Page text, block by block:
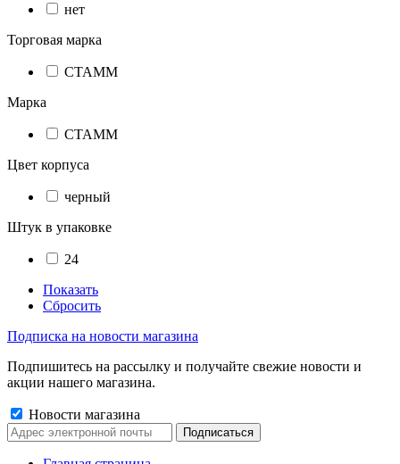
нет
Торговая марка
СТАММ
Марка
СТАММ
Цвет корпуса
черный
Штук в упаковке
24
Показать
Сбросить
Подписка на новости магазина
Подпишитесь на рассылку и получайте свежие новости и
акции нашего магазина.
Новости магазина